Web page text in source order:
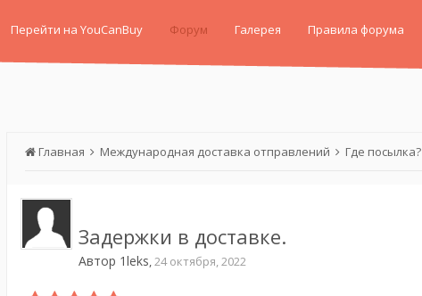
Перейти на YouCanBuy Форум Галерея Правила форума
Главная Международная доставка отправлений Где посылка?
Задержки в доставке.
Автор 1leks,24 октября, 2022